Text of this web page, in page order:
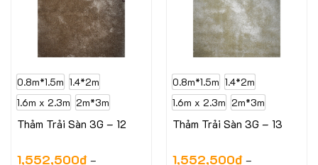
0.8m*1.5m 1.4*2m
1.6m x 2.3m 2m*3m
Thảm Trải Sàn 3G – 12
1,552,500₫–
0.8m*1.5m 1.4*2m
1.6m x 2.3m 2m*3m
Thảm Trải Sàn 3G – 13
1,552,500₫–